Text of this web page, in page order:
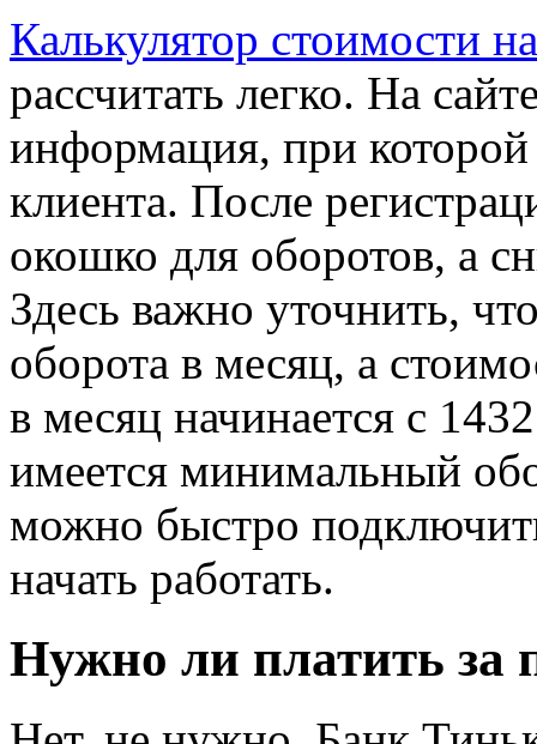
Калькулятор стоимости
рассчитать легко. На
информация, при которой
клиента. После
окошко для оборотов, а
Здесь важно уточнить,
оборота в месяц, а
в месяц начинается с
имеется минимальный
можно быстро
начать работать.
Нужно ли платить за